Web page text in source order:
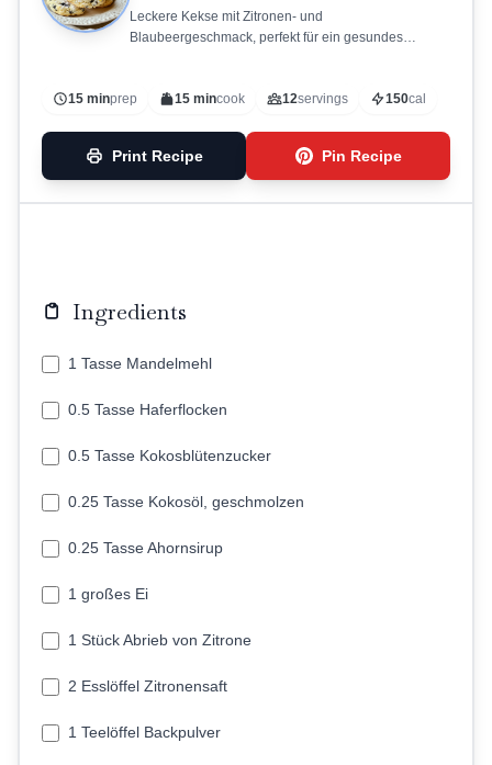
Leckere Kekse mit Zitronen- und
Blaubeergeschmack, perfekt für ein gesundes
15 minprep 15 mincook 12servings 150cal
Print Recipe Pin Recipe
Ingredients
1 Tasse Mandelmehl
0.5 Tasse Haferflocken
0.5 Tasse Kokosblütenzucker
0.25 Tasse Kokosöl, geschmolzen
0.25 Tasse Ahornsirup
1 großes Ei
1 Stück Abrieb von Zitrone
2 Esslöffel Zitronensaft
1 Teelöffel Backpulver